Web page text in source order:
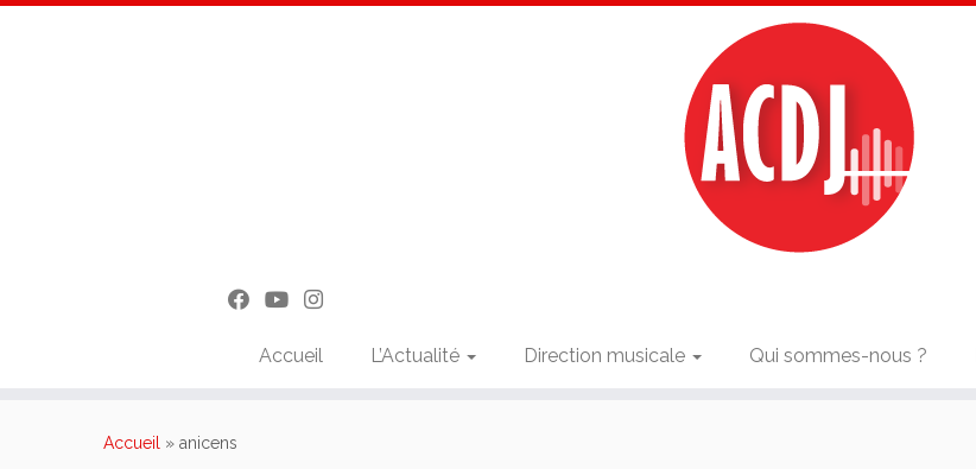
Accueil L’Actualité Direction musicale Qui sommes-nous ?
Accueil » anicens